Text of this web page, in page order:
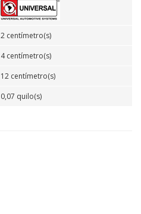
2 centímetro(s)
4 centímetro(s)
12 centímetro(s)
0,07 quilo(s)